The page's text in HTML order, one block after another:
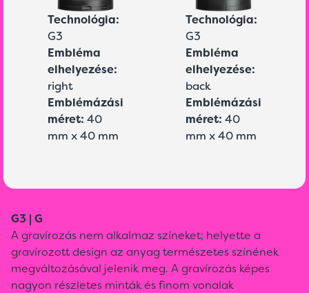
Technológia:
G3
Embléma
elhelyezése:
right
Emblémázási
méret: 40
mm x 40 mm
Technológia:
G3
Embléma
elhelyezése:
back
Emblémázási
méret: 40
mm x 40 mm
G3 | G
A gravírozás nem alkalmaz színeket; helyette a
gravírozott design az anyag természetes színének
megváltozásával jelenik meg. A gravírozás képes
nagyon részletes minták és finom vonalak